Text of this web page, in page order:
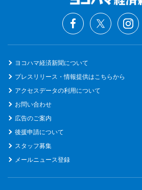
ヨコハマ経済新聞について
プレスリリース・情報提供はこちらから
アクセスデータの利用について
お問い合わせ
広告のご案内
後援申請について
スタッフ募集
メールニュース登録